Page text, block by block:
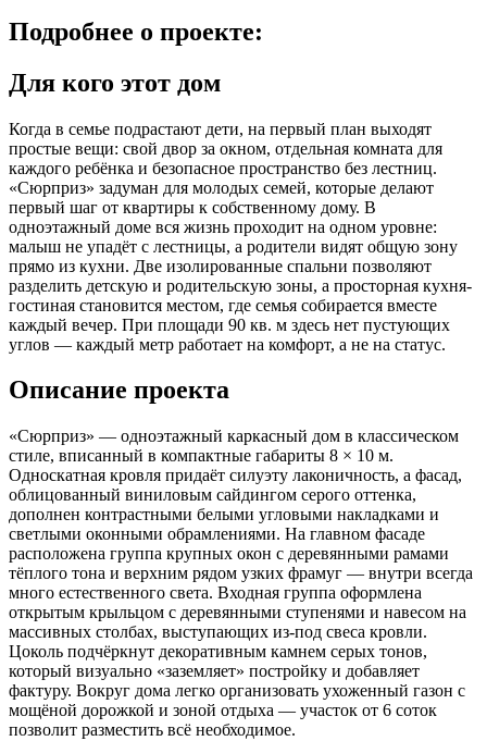
Подробнее о проекте:
Для кого этот дом
Когда в семье подрастают дети, на первый план выходят
простые вещи: свой двор за окном, отдельная комната для
каждого ребёнка и безопасное пространство без лестниц.
«Сюрприз» задуман для молодых семей, которые делают
первый шаг от квартиры к собственному дому. В
одноэтажный доме вся жизнь проходит на одном уровне:
малыш не упадёт с лестницы, а родители видят общую зону
прямо из кухни. Две изолированные спальни позволяют
разделить детскую и родительскую зоны, а просторная кухня-
гостиная становится местом, где семья собирается вместе
каждый вечер. При площади 90 кв. м здесь нет пустующих
углов — каждый метр работает на комфорт, а не на статус.
Описание проекта
«Сюрприз» — одноэтажный каркасный дом в классическом
стиле, вписанный в компактные габариты 8 × 10 м.
Односкатная кровля придаёт силуэту лаконичность, а фасад,
облицованный виниловым сайдингом серого оттенка,
дополнен контрастными белыми угловыми накладками и
светлыми оконными обрамлениями. На главном фасаде
расположена группа крупных окон с деревянными рамами
тёплого тона и верхним рядом узких фрамуг — внутри всегда
много естественного света. Входная группа оформлена
открытым крыльцом с деревянными ступенями и навесом на
массивных столбах, выступающих из-под свеса кровли.
Цоколь подчёркнут декоративным камнем серых тонов,
который визуально «заземляет» постройку и добавляет
фактуру. Вокруг дома легко организовать ухоженный газон с
мощёной дорожкой и зоной отдыха — участок от 6 соток
позволит разместить всё необходимое.